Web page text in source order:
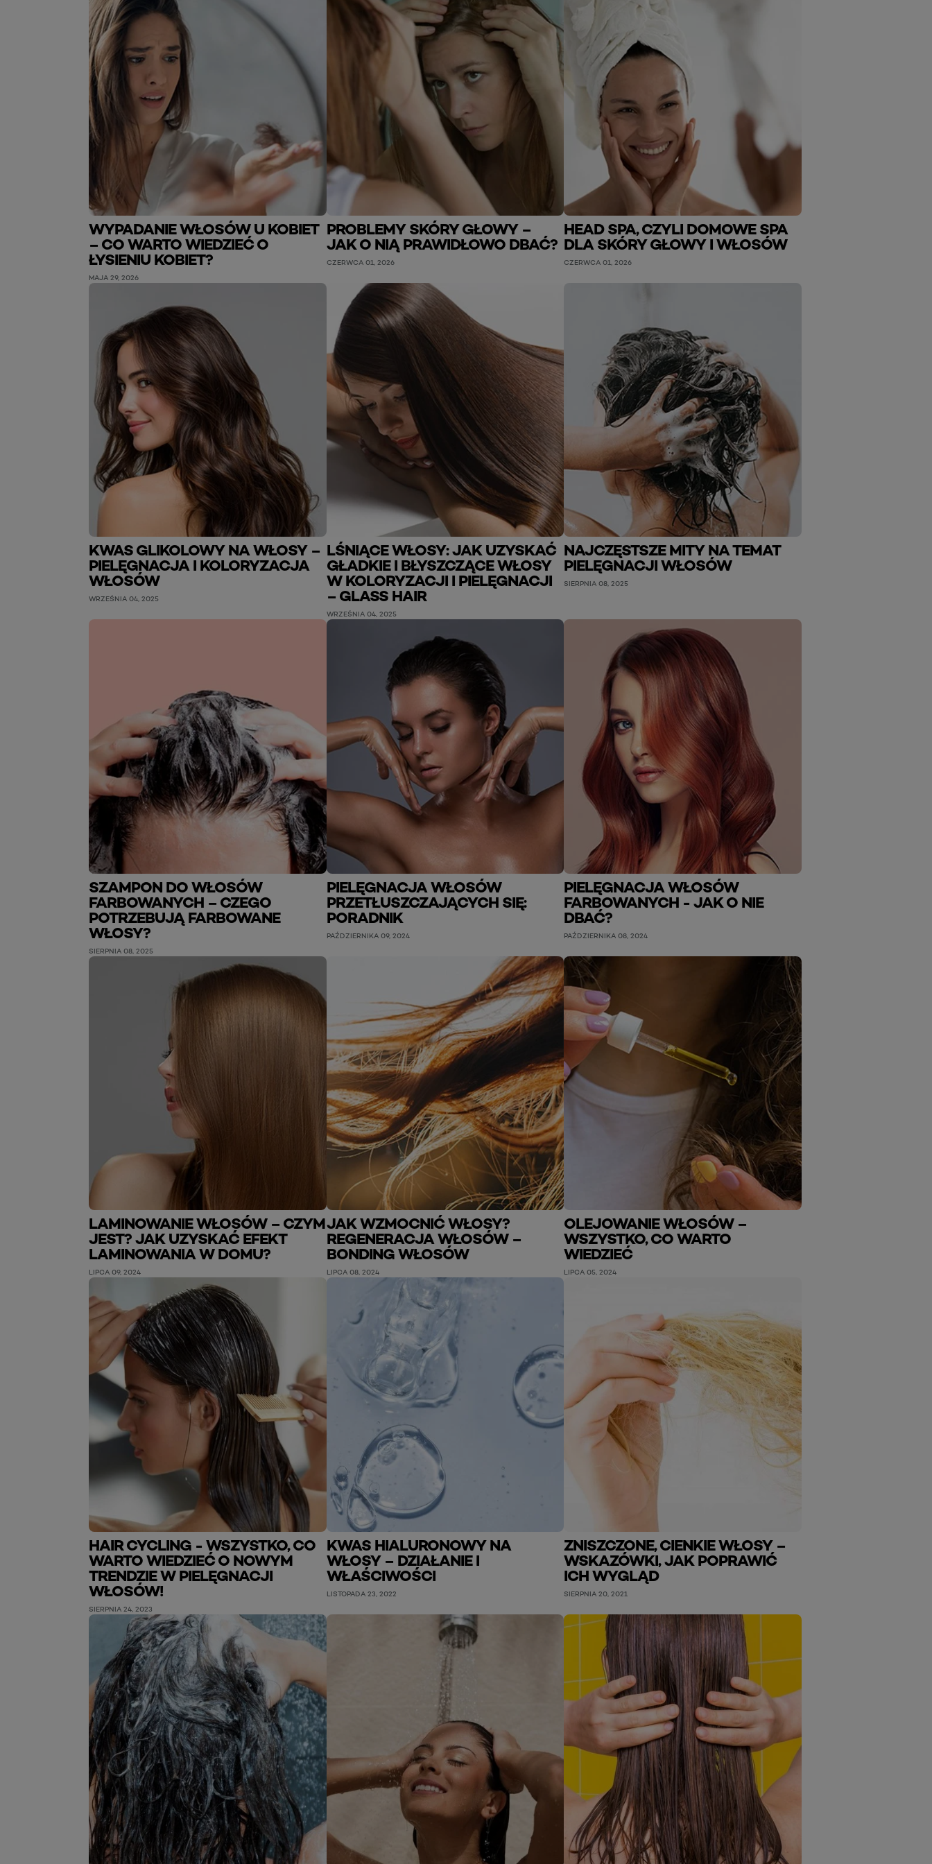
WYPADANIE WŁOSÓW U KOBIET
– CO WARTO WIEDZIEĆ O
ŁYSIENIU KOBIET?
MAJA 29, 2026
PROBLEMY SKÓRY GŁOWY –
JAK O NIĄ PRAWIDŁOWO DBAĆ?
CZERWCA 01, 2026
HEAD SPA, CZYLI DOMOWE SPA
DLA SKÓRY GŁOWY I WŁOSÓW
CZERWCA 01, 2026
KWAS GLIKOLOWY NA WŁOSY –
PIELĘGNACJA I KOLORYZACJA
WŁOSÓW
WRZEŚNIA 04, 2025
LŚNIĄCE WŁOSY: JAK UZYSKAĆ
GŁADKIE I BŁYSZCZĄCE WŁOSY
W KOLORYZACJI I PIELĘGNACJI
– GLASS HAIR
WRZEŚNIA 04, 2025
NAJCZĘSTSZE MITY NA TEMAT
PIELĘGNACJI WŁOSÓW
SIERPNIA 08, 2025
SZAMPON DO WŁOSÓW
FARBOWANYCH – CZEGO
POTRZEBUJĄ FARBOWANE
WŁOSY?
SIERPNIA 08, 2025
PIELĘGNACJA WŁOSÓW
PRZETŁUSZCZAJĄCYCH SIĘ:
PORADNIK
PAŹDZIERNIKA 09, 2024
PIELĘGNACJA WŁOSÓW
FARBOWANYCH - JAK O NIE
DBAĆ?
PAŹDZIERNIKA 08, 2024
LAMINOWANIE WŁOSÓW – CZYM
JEST? JAK UZYSKAĆ EFEKT
LAMINOWANIA W DOMU?
LIPCA 09, 2024
JAK WZMOCNIĆ WŁOSY?
REGENERACJA WŁOSÓW –
BONDING WŁOSÓW
LIPCA 08, 2024
OLEJOWANIE WŁOSÓW –
WSZYSTKO, CO WARTO
WIEDZIEĆ
LIPCA 05, 2024
HAIR CYCLING - WSZYSTKO, CO
WARTO WIEDZIEĆ O NOWYM
TRENDZIE W PIELĘGNACJI
WŁOSÓW!
SIERPNIA 24, 2023
KWAS HIALURONOWY NA
WŁOSY – DZIAŁANIE I
WŁAŚCIWOŚCI
LISTOPADA 23, 2022
ZNISZCZONE, CIENKIE WŁOSY –
WSKAZÓWKI, JAK POPRAWIĆ
ICH WYGLĄD
SIERPNIA 20, 2021